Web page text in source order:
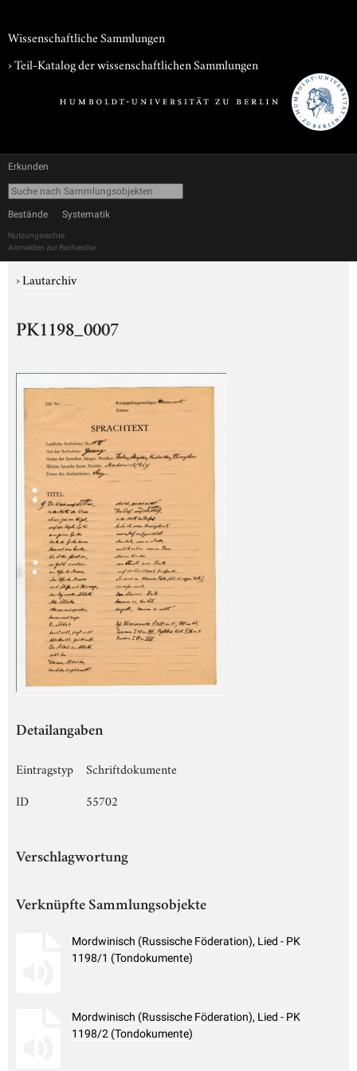
Wissenschaftliche Sammlungen
› Teil-Katalog der wissenschaftlichen Sammlungen
Erkunden
Bestände Systematik
Nutzungsrechte
Anmelden zur Recherche
›Lautarchiv
PK1198_0007
Detailangaben
Eintragstyp
Schriftdokumente
ID
55702
Verschlagwortung
Verknüpfte Sammlungsobjekte
Mordwinisch (Russische Föderation), Lied - PK
1198/1 (Tondokumente)
Mordwinisch (Russische Föderation), Lied - PK
1198/2 (Tondokumente)